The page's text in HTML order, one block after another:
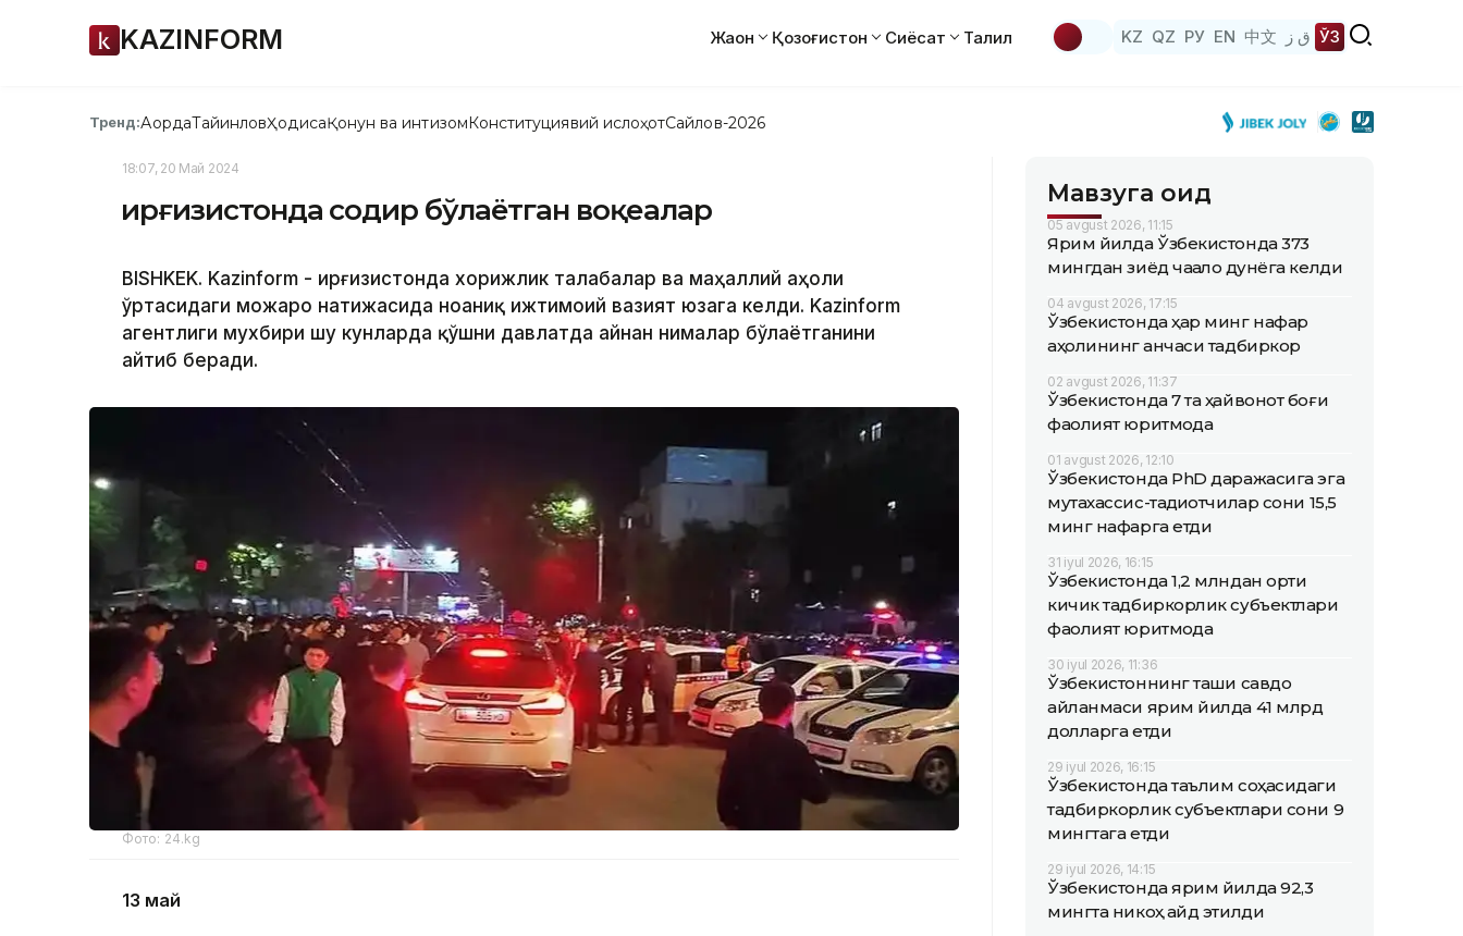
KAZINFORM Жаҳон Қозоғистон Сиёсат Таҳлил KZ QZ РУ EN 中文 ق ز ЎЗ
Тренд:АқордаТайинловҲодисаҚонун ва интизомКонституциявий ислоҳотСайлов-2026
18:07, 20 Май 2024
Қирғизистонда содир бўлаётган воқеалар
BISHKEK. Kazinform - Қирғизистонда хорижлик талабалар ва маҳаллий аҳоли
ўртасидаги можаро натижасида ноаниқ ижтимоий вазият юзага келди. Kazinform
агентлиги мухбири шу кунларда қўшни давлатда айнан нималар бўлаётганини
айтиб беради.
Фото: 24.kg
13 май
Мавзуга оид
05 avgust 2026, 11:15
Ярим йилда Ўзбекистонда 373
мингдан зиёд чақалоқ дунёга келди
04 avgust 2026, 17:15
Ўзбекистонда ҳар минг нафар
аҳолининг қанчаси тадбиркор
02 avgust 2026, 11:37
Ўзбекистонда 7 та ҳайвонот боғи
фаолият юритмоқда
01 avgust 2026, 12:10
Ўзбекистонда PhD даражасига эга
мутахассис-тадқиқотчилар сони 15,5
минг нафарга етди
31 iyul 2026, 16:15
Ўзбекистонда 1,2 млндан ортиқ
кичик тадбиркорлик субъектлари
фаолият юритмоқда
30 iyul 2026, 11:36
Ўзбекистоннинг ташқи савдо
айланмаси ярим йилда 41 млрд
долларга етди
29 iyul 2026, 16:15
Ўзбекистонда таълим соҳасидаги
тадбиркорлик субъектлари сони 9
мингтага етди
29 iyul 2026, 14:15
Ўзбекистонда ярим йилда 92,3
мингта никоҳ қайд этилди